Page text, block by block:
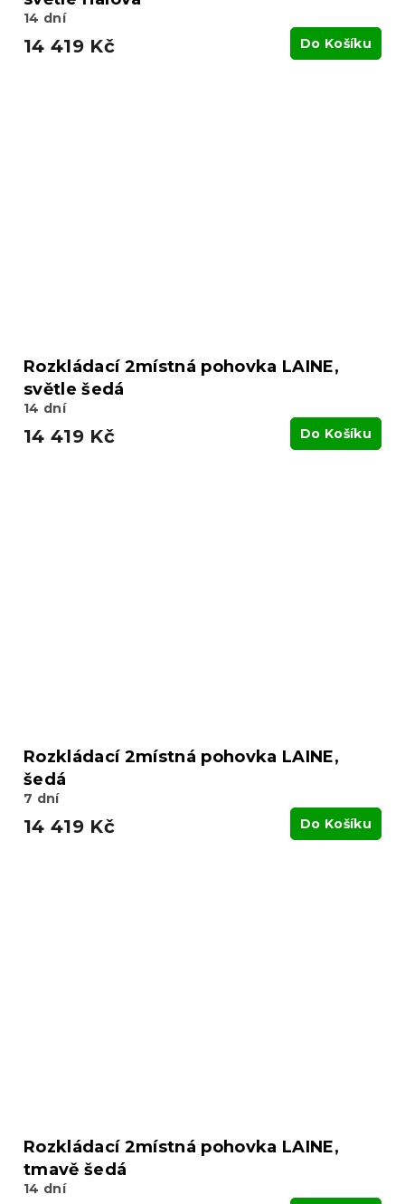
14 dní
14 419 Kč Do Košíku
Rozkládací 2místná pohovka LAINE,
světle šedá
14 dní
14 419 Kč Do Košíku
Rozkládací 2místná pohovka LAINE,
šedá
7 dní
14 419 Kč Do Košíku
Rozkládací 2místná pohovka LAINE,
tmavě šedá
14 dní